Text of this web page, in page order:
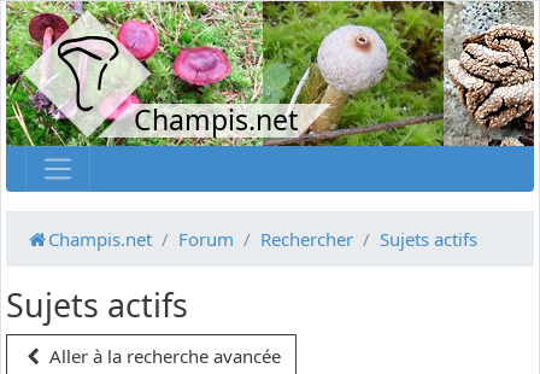
Champis.net
Champis.net Forum Rechercher Sujets actifs
Sujets actifs
Aller à la recherche avancée